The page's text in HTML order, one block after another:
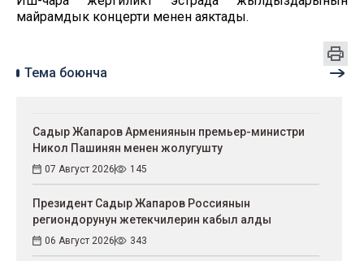
майрамдык концерти менен аяктады.
Тема боюнча
Садыр Жапаров Армениянын премьер-министри
Никол Пашинян менен жолугушту
07 Август 2026 145
Президент Садыр Жапаров Россиянын
региондорунун жетекчилерин кабыл алды
06 Август 2026 343